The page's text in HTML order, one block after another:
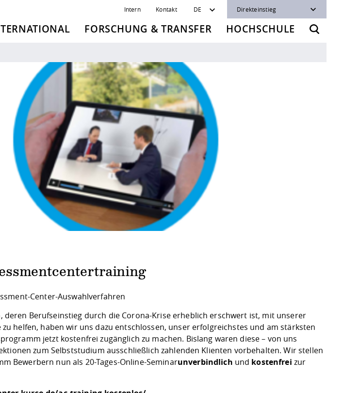
Intern Kontakt DE Direkteinstieg
FORSCHUNG & TRANSFER HOCHSCHULE
Center-Auswahlverfahren
deren Berufseinstieg durch die Corona-Krise erheblich erschwert ist, mit unserer
zu helfen, haben wir uns dazu entschlossen, unser erfolgreichstes und am stärksten
jetzt kostenfrei zugänglich zu machen. Bislang waren diese – von uns
zum Selbststudium ausschließlich zahlenden Klienten vorbehalten. Wir stellen
Bewerbern nun als 20-Tages-Online-Seminarunverbindlich und kostenfrei zur